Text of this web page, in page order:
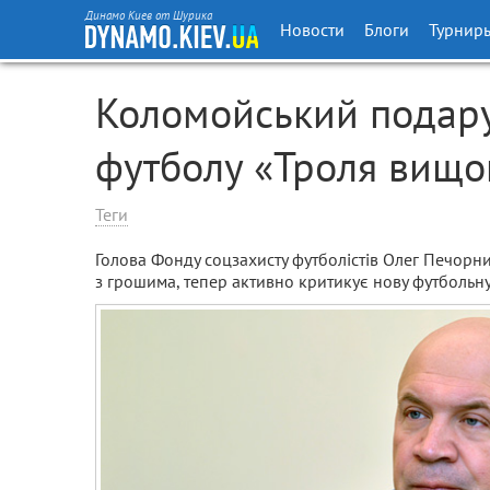
Динамо Киев от Шурика
Новости Блоги
Коломойський
футболу «Троля
Теги
Голова Фонду соцзахисту футболістів Олег
з грошима, тепер активно критикує нову